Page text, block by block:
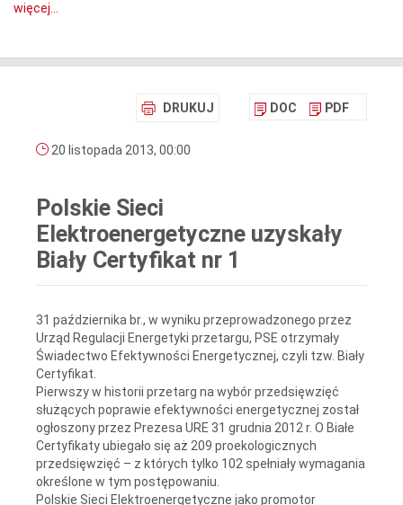
więcej...
DRUKUJ DOC PDF
20 listopada 2013, 00:00
Polskie Sieci
Elektroenergetyczne uzyskały
Biały Certyfikat nr 1
31 października br., w wyniku przeprowadzonego przez
Urząd Regulacji Energetyki przetargu, PSE otrzymały
Świadectwo Efektywności Energetycznej, czyli tzw. Biały
Certyfikat.
Pierwszy w historii przetarg na wybór przedsięwzięć
służących poprawie efektywności energetycznej został
ogłoszony przez Prezesa URE 31 grudnia 2012 r. O Białe
Certyfikaty ubiegało się aż 209 proekologicznych
przedsięwzięć – z których tylko 102 spełniały wymagania
określone w tym postępowaniu.
Polskie Sieci Elektroenergetyczne jako promotor